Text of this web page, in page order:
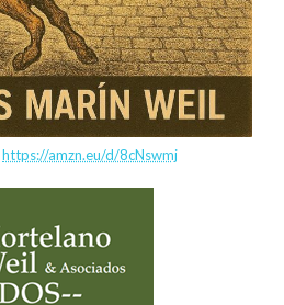
https://amzn.eu/d/8cNswmj